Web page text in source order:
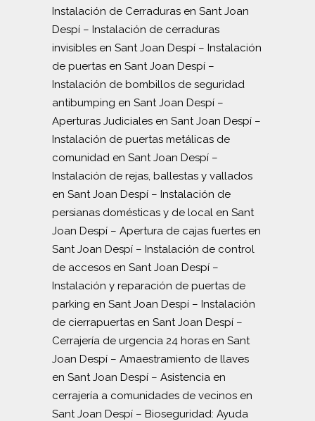
Instalación de Cerraduras en Sant Joan
Despí – Instalación de cerraduras
invisibles en Sant Joan Despí – Instalación
de puertas en Sant Joan Despí –
Instalación de bombillos de seguridad
antibumping en Sant Joan Despí –
Aperturas Judiciales en Sant Joan Despí –
Instalación de puertas metálicas de
comunidad en Sant Joan Despí –
Instalación de rejas, ballestas y vallados
en Sant Joan Despí – Instalación de
persianas domésticas y de local en Sant
Joan Despí – Apertura de cajas fuertes en
Sant Joan Despí – Instalación de control
de accesos en Sant Joan Despí –
Instalación y reparación de puertas de
parking en Sant Joan Despí – Instalación
de cierrapuertas en Sant Joan Despí –
Cerrajería de urgencia 24 horas en Sant
Joan Despí – Amaestramiento de llaves
en Sant Joan Despí – Asistencia en
cerrajería a comunidades de vecinos en
Sant Joan Despí – Bioseguridad: Ayuda